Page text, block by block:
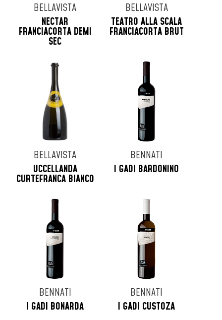
BELLAVISTA
NECTAR
FRANCIACORTA DEMI
SEC
BELLAVISTA
TEATRO ALLA SCALA
FRANCIACORTA BRUT
BELLAVISTA
UCCELLANDA
CURTEFRANCA BIANCO
BENNATI
I GADI BARDONINO
BENNATI
I GADI BONARDA
BENNATI
I GADI CUSTOZA